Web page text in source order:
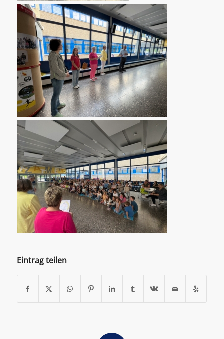
Eintrag teilen